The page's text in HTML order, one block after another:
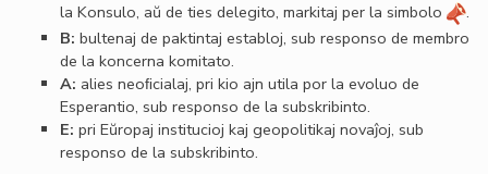
la Konsulo, aŭ de ties delegito, markitaj per la simbolo
.
B: bultenaj de paktintaj establoj, sub responso de membro
de la koncerna komitato.
A: alies neoﬁcialaj, pri kio ajn utila por la evoluo de
Esperantio, sub responso de la subskribinto.
E: pri Eŭropaj institucioj kaj geopolitikaj novaĵoj, sub
responso de la subskribinto.